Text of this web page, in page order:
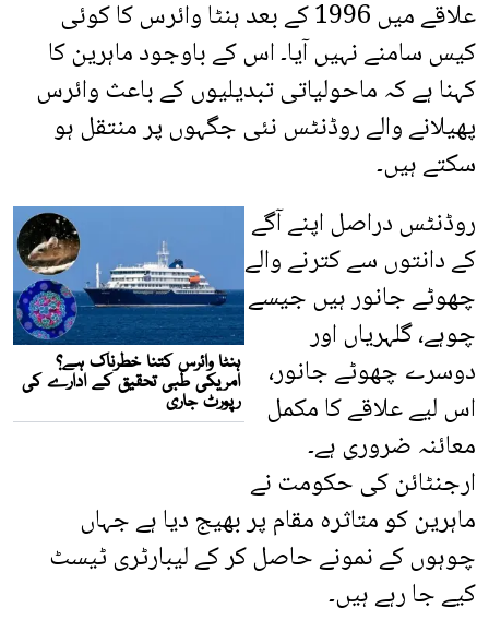
علاقے میں 1996 کے بعد ہنٹا وائرس کا کوئی
کیس سامنے نہیں آیا۔ اس کے باوجود ماہرین کا
کہنا ہے کہ ماحولیاتی تبدیلیوں کے باعث وائرس
پھیلانے والے روڈنٹس نئی جگہوں پر منتقل ہو
سکتے ہیں۔
روڈنٹس دراصل اپنے آگے
کے دانتوں سے کترنے والے
چھوٹے جانور ہیں جیسے
چوہے، گلہریاں اور
دوسرے چھوٹے جانور،
اس لیے علاقے کا مکمل
معائنہ ضروری ہے۔
ارجنٹائن کی حکومت نے
ماہرین کو متاثرہ مقام پر بھیج دیا ہے جہاں
چوہوں کے نمونے حاصل کر کے لیبارٹری ٹیسٹ
کیے جا رہے ہیں۔